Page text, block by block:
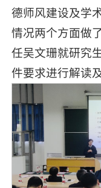
德师风建设及学
情况两个方面做
任吴文珊就研究
件要求进行解读